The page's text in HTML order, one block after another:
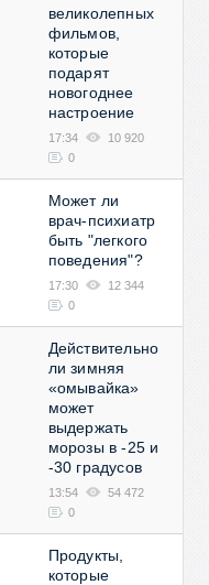
великолепных
фильмов,
которые
подарят
новогоднее
настроение
17:34
10 920
0
Может ли
врач-психиатр
быть "легкого
поведения"?
17:30
12 344
0
Действительно
ли зимняя
«омывайка»
может
выдержать
морозы в -25 и
-30 градусов
13:54
54 472
0
Продукты,
которые